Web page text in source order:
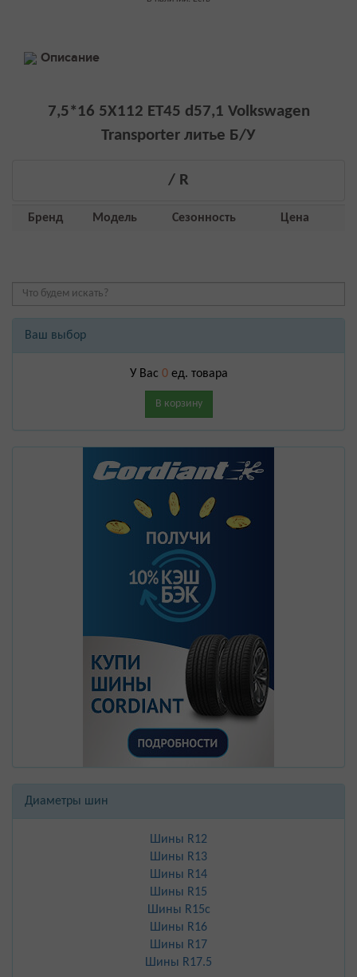
Описание
7,5*16 5Х112 EТ45 d57,1 Volkswagen
Transporter литье Б/У
/ R
Бренд Модель Сезонность Цена
Ваш выбор
У Вас 0ед. товара
В корзину
Диаметры шин
Шины R12
Шины R13
Шины R14
Шины R15
Шины R15с
Шины R16
Шины R17
Шины R17.5